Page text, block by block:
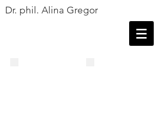
Dr. phil. Alina Gregor